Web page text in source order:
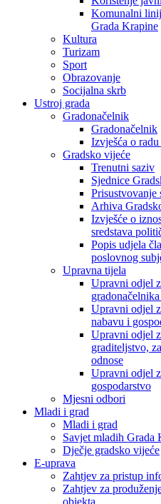
Komunalni
Grada Krapine
Kultura
Turizam
Sport
Obrazovanje
Socijalna skrb
Ustroj grada
Gradonačelnik
Gradonačelnik
Izvješća o
Gradsko vijeće
Trenutni saziv
Sjednice
Prisustvovanje
Arhiva
Izvješće o
sredstava
Popis udjela
poslovnog
Upravna tijela
Upravni odjel
Upravni odjel
nabavu i
Upravni odjel
graditeljstvo,
odnose
Upravni odjel
gospodarstvo
Mjesni odbori
Mladi i grad
Mladi i grad
Savjet mladih Grada
Dječje gradsko vijeće
E-uprava
Zahtjev za pristup
Zahtjev za
objekta